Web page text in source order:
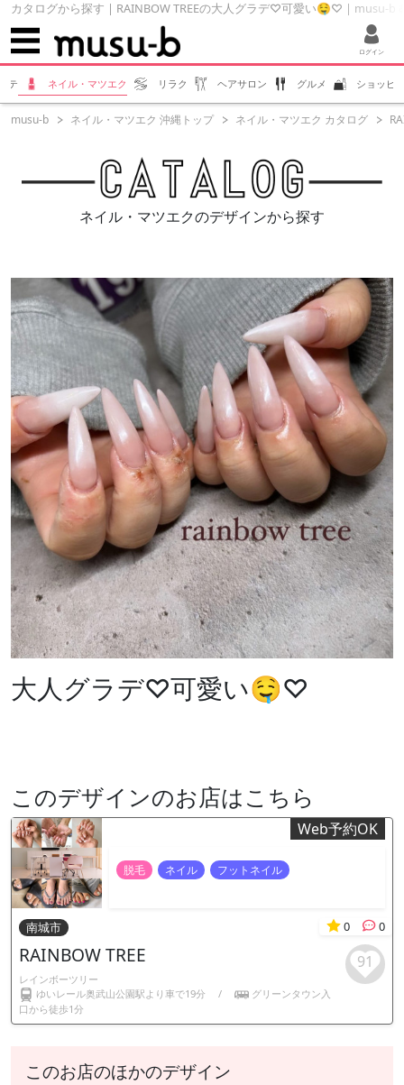
カタログから探す | RAINBOW TREEの大人グラデ♡可愛い🤤♡ | musu-b
ログイン
テ ネイル・マツエク リラク ヘアサロン グルメ ショッピ
musu-b ネイル・マツエク 沖縄トップ ネイル・マツエク カタログ
ネイル・マツエクのデザインから探す
大人グラデ♡可愛い🤤♡
このデザインのお店はこちら
Web予約OK
脱毛 ネイル フットネイル
南城市 0 0
RAINBOW TREE
レインボーツリー
ゆいレール奥武山公園駅より車で19分
/
グリーンタウン入
口から徒歩1分
91
このお店のほかのデザイン